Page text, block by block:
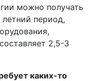
можно получать
период,
2,5-3
каких-то